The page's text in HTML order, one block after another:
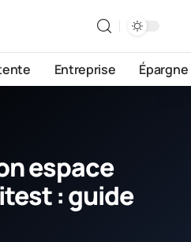
Entreprise Épargne
espace
: guide